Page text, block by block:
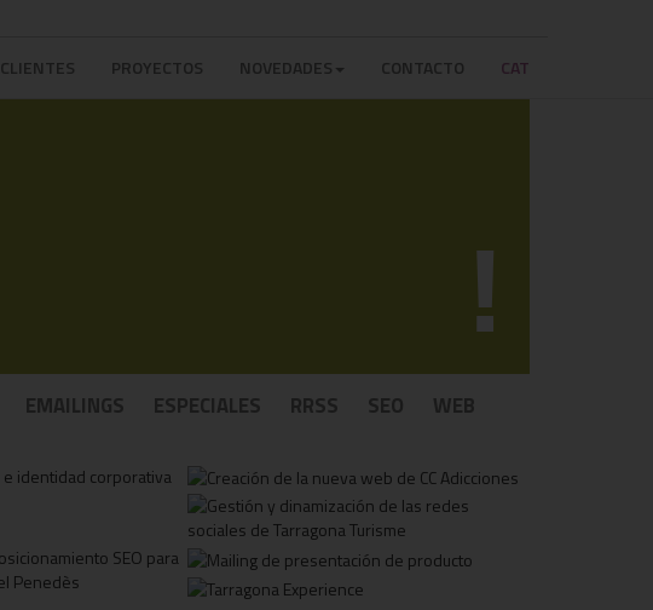
CLIENTES PROYECTOS NOVEDADES CONTACTO CAT
!
EMAILINGS ESPECIALES RRSS SEO WEB